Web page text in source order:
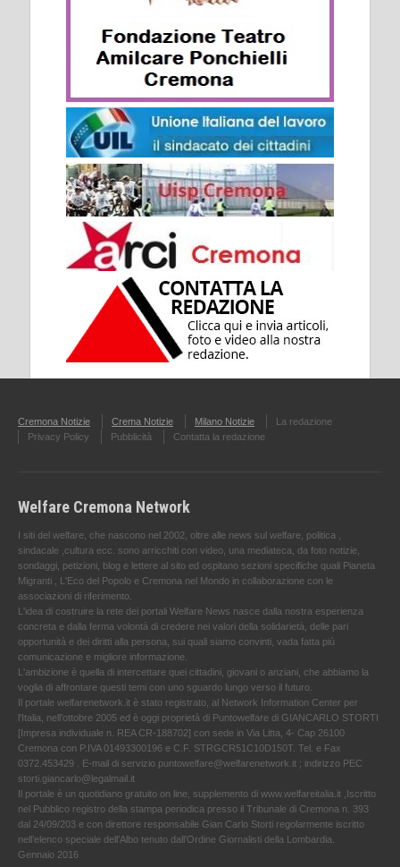
Cremona Notizie Crema Notizie Milano Notizie
La redazione
Privacy Policy
Pubblicità Contatta la redazione
Welfare Cremona Network
I siti del welfare, che nascono nel 2002, oltre alle news sul welfare, politica ,
sindacale ,cultura ecc. sono arricchiti con video, una mediateca, da foto notizie,
sondaggi, petizioni, blog e lettere al sito ed ospitano sezioni specifiche quali Pianeta
Migranti , L'Eco del Popolo e Cremona nel Mondo in collaborazione con le
associazioni di riferimento.
L'idea di costruire la rete dei portali Welfare News nasce dalla nostra esperienza
concreta e dalla ferma volontà di credere nei valori della solidarietà, delle pari
opportunità e dei diritti alla persona, sui quali siamo convinti, vada fatta più
comunicazione e migliore informazione.
L'ambizione è quella di intercettare quei cittadini, giovani o anziani, che abbiamo la
voglia di affrontare questi temi con uno sguardo lungo verso il futuro.
Il portale welfarenetwork.it è stato registrato, al Network Information Center per
l'Italia, nell’ottobre 2005 ed è oggi proprietà di Puntowelfare di GIANCARLO STORTI
[Impresa individuale n. REA CR-188702] con sede in Via Litta, 4- Cap 26100
Cremona con P.IVA 01493300196 e C.F. STRGCR51C10D150T. Tel. e Fax
0372.453429 . E-mail di servizio puntowelfare@welfarenetwork.it ; indirizzo PEC
storti.giancarlo@legalmail.it
Il portale è un quotidiano gratuito on line, supplemento di www.welfareitalia.it ,Iscritto
nel Pubblico registro della stampa periodica presso il Tribunale di Cremona n. 393
dal 24/09/203 e con direttore responsabile Gian Carlo Storti regolarmente iscritto
nell’elenco speciale dell’Albo tenuto dall’Ordine Giornalisti della Lombardia.
Gennaio 2016